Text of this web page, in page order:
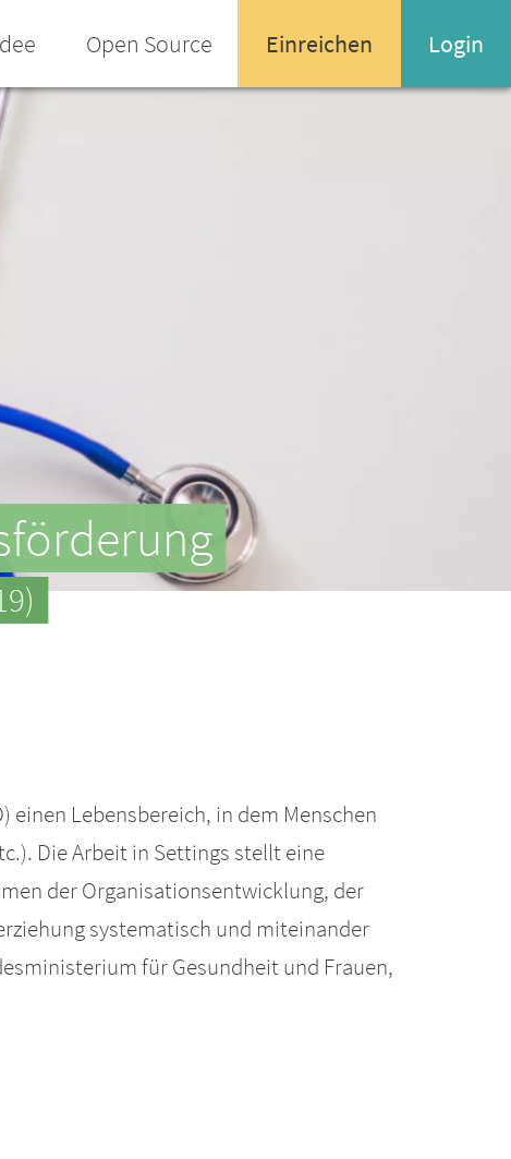
Open Source Einreichen Login
einen Lebensbereich, in dem Menschen
Die Arbeit in Settings stellt eine
der Organisationsentwicklung, der
systematisch und miteinander
für Gesundheit und Frauen,